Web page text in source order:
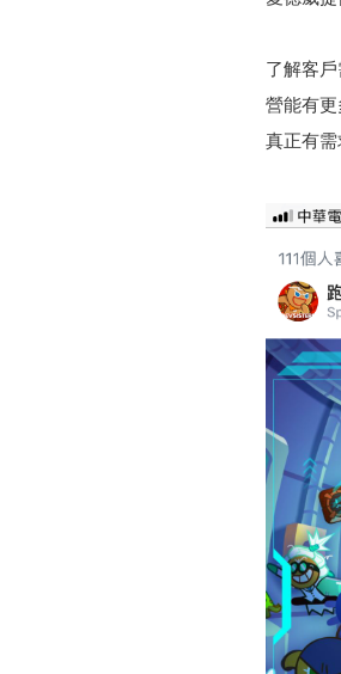
了解客
營能有
真正有需